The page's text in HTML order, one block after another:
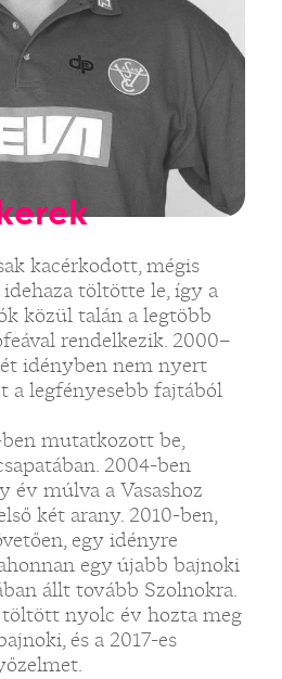
kacérkodott, mégis
töltötte le, így a
közül talán a legtöbb
rendelkezik. 2000–
idényben nem nyert
a legfényesebb fajtából
mutatkozott be,
2004-ben
év múlva a Vasashoz
két arany. 2010-ben,
egy idényre
egy újabb bajnoki
állt tovább Szolnokra.
nyolc év hozta meg
és a 2017-es